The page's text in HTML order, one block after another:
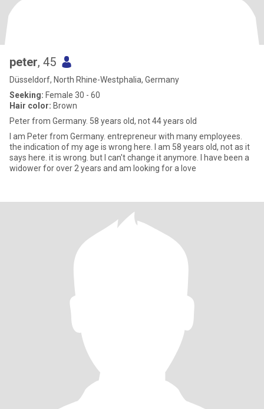
peter, 45
Düsseldorf, North Rhine-Westphalia, Germany
Seeking: Female 30 - 60
Hair color: Brown
Peter from Germany. 58 years old, not 44 years old
I am Peter from Germany. entrepreneur with many employees.
the indication of my age is wrong here. I am 58 years old, not as it
says here. it is wrong. but I can't change it anymore. I have been a
widower for over 2 years and am looking for a love